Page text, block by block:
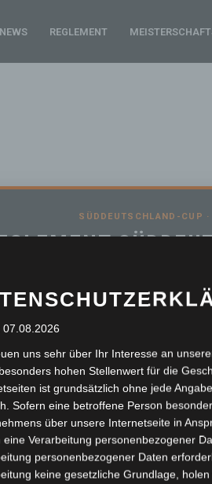
NEWS REGLEMENT
SÜDDEUTSCHLAND-CUP ·
07.08.2026
uns sehr über Ihr Interesse an
hohen Stellenwert für die
ist grundsätzlich ohne jede
Sofern eine betroffene Person
über unsere Internetseite in
eine Verarbeitung personenbezogener
personenbezogener Daten
keine gesetzliche Grundlage,